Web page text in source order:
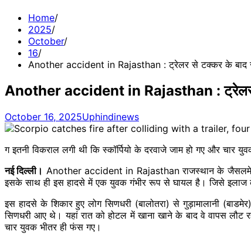
Home
2025
October
16
Another accident in Rajasthan : ट्रेलर से टक्कर के बाद
Another accident in Rajasthan : ट्रेलर से
October 16, 2025Uphindinews
ग इतनी विकराल लगी थी कि स्कॉर्पियो के दरवाजे जाम हो गए और चार
नई दिल्ली। Another accident in Rajasthan राजस्थान के जैसलमेर के
इसके साथ ही इस हादसे में एक युवक गंभीर रूप से घायल है। जिसे इलाज
इस हादसे के शिकार हुए लोग सिणधरी (बालोतरा) से गुड़ामालानी
सिणधरी आए थे। यहां रात को होटल में खाना खाने के बाद वे वापस लौट
चार युवक भीतर ही फंस गए।